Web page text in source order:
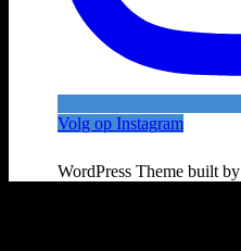
Volg op Instagram
WordPress Theme built by